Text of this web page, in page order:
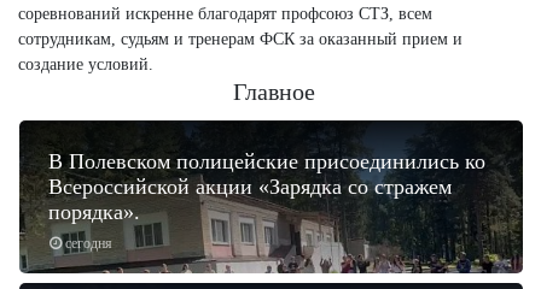
соревнований искренне благодарят профсоюз СТЗ, всем
сотрудникам, судьям и тренерам ФСК за оказанный прием и
создание условий.
Главное
сегодня
В Полевском полицейские присоединились ко
Всероссийской акции «Зарядка со стражем
порядка».